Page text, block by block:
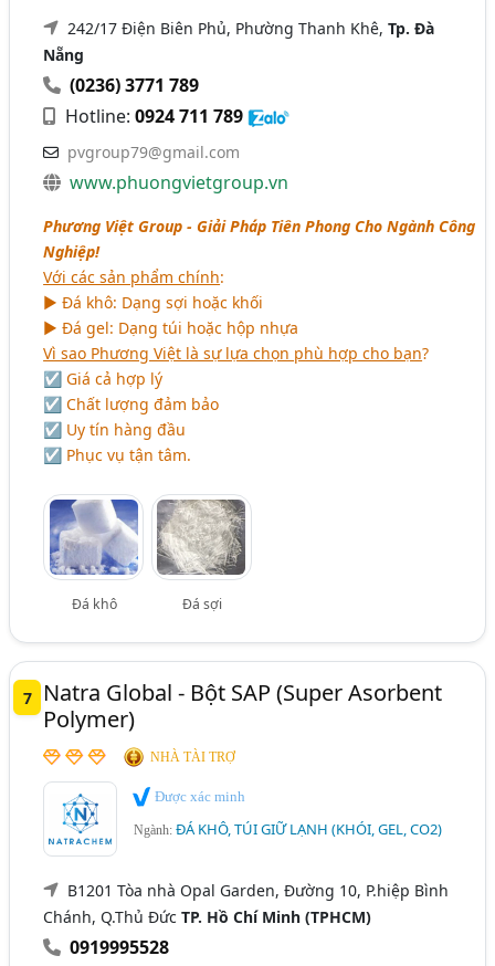
242/17 Điện Biên Phủ, Phường Thanh Khê,Tp. Đà
Nẵng
(0236) 3771 789
Hotline:0924 711 789
pvgroup79@gmail.com
www.phuongvietgroup.vn
Phương Việt Group - Giải Pháp Tiên Phong Cho Ngành Công
Nghiệp!
Với các sản phẩm chính:
► Đá khô: Dạng sợi hoặc khối
► Đá gel: Dạng túi hoặc hộp nhựa
Vì sao Phương Việt là sự lựa chọn phù hợp cho bạn?
☑ Giá cả hợp lý
☑ Chất lượng đảm bảo
☑ Uy tín hàng đầu
☑ Phục vụ tận tâm.
Đá khô Đá sợi
7
Natra Global - Bột SAP (Super Asorbent
Polymer)
NHÀ TÀI TRỢ
Được xác minh
Ngành:ĐÁ KHÔ, TÚI GIỮ LẠNH (KHÓI, GEL, CO2)
B1201 Tòa nhà Opal Garden, Đường 10, P.hiệp Bình
Chánh, Q.Thủ ĐứcTP. Hồ Chí Minh (TPHCM)
0919995528